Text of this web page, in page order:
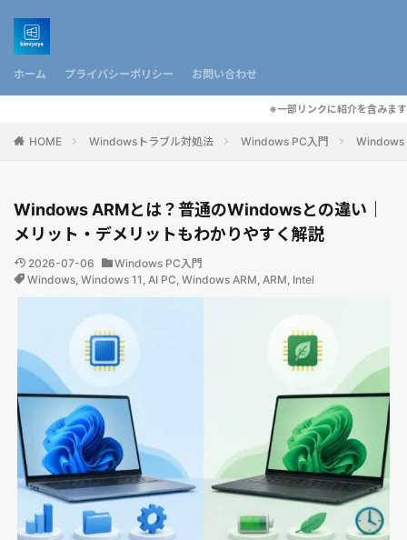
ホーム プライバシーポリシー お問い合わせ
※一部リンクに紹介を含みます
HOME Windowsトラブル対処法 Windows PC入門 Windows
Windows ARMとは？普通のWindowsとの違い｜
メリット・デメリットもわかりやすく解説
2026-07-06
Windows PC入門
Windows, Windows 11 , AI PC, Windows ARM, ARM, Intel